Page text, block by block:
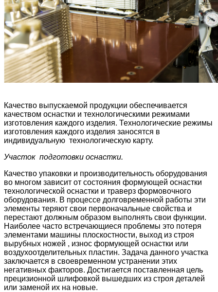
Качество выпускаемой продукции обеспечивается
качеством оснастки и технологическими режимами
изготовления каждого изделия. Технологические режимы
изготовления каждого изделия заносятся в
индивидуальную технологическую карту.
Участок подготовки оснастки.
Качество упаковки и производительность оборудования
во многом зависит от состояния формующей оснастки
технологической оснастки и траверз формовочного
оборудования. В процессе долговременной работы эти
элементы теряют свои первоначальные свойства и
перестают должным образом выполнять свои функции.
Наиболее часто встречающиеся проблемы это потеря
элементами машины плоскостности, выход из строя
вырубных ножей , износ формующей оснастки или
воздухоотделительных пластин. Задача данного участка
заключается в своевременном устранении этих
негативных факторов. Достигается поставленная цель
прецизионной шлифовкой вышедших из строя деталей
или заменой их на новые.